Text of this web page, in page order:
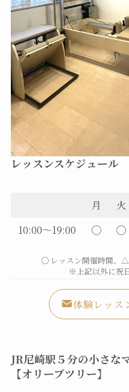
レッスンスケジュール
月 火
10:00～19:00
◯ ◯
○ レッスン開催時間、
※上記以外に祝
体験レッス
JR尼崎駅５分の小さな
【オリーブツリー】